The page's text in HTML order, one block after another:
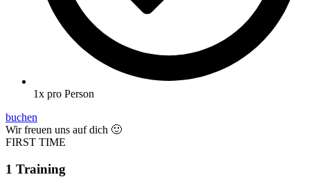
1x pro Person
buchen
Wir freuen uns auf dich 🙂
FIRST TIME
1 Training